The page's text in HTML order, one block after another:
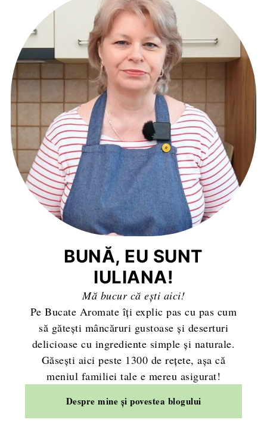
BUNĂ, EU SUNT
IULIANA!
Mă bucur că ești aici!
Pe Bucate Aromate îți explic pas cu pas cum
să gătești mâncăruri gustoase și deserturi
delicioase cu ingrediente simple și naturale.
Găsești aici peste 1300 de rețete, așa că
meniul familiei tale e mereu asigurat!
Despre mine și povestea blogului